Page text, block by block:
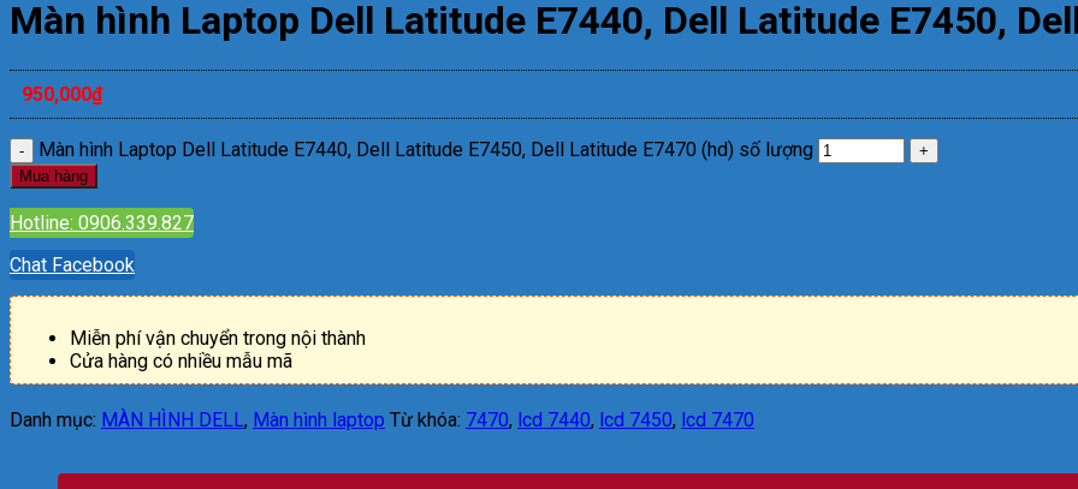
Màn hình Laptop Dell Latitude E7440, Dell Latitude E7450,
950,000₫
Màn hình Laptop Dell Latitude E7440, Dell Latitude E7450, Dell Latitude E7470 (hd) số lượng
Mua hàng
Hotline: 0906.339.827
Chat Facebook
Miễn phí vận chuyển trong nội thành
Cửa hàng có nhiều mẫu mã
Danh mục: MÀN HÌNH DELL, Màn hình laptop Từ khóa: 7470, lcd 7440, lcd 7450, lcd 7470